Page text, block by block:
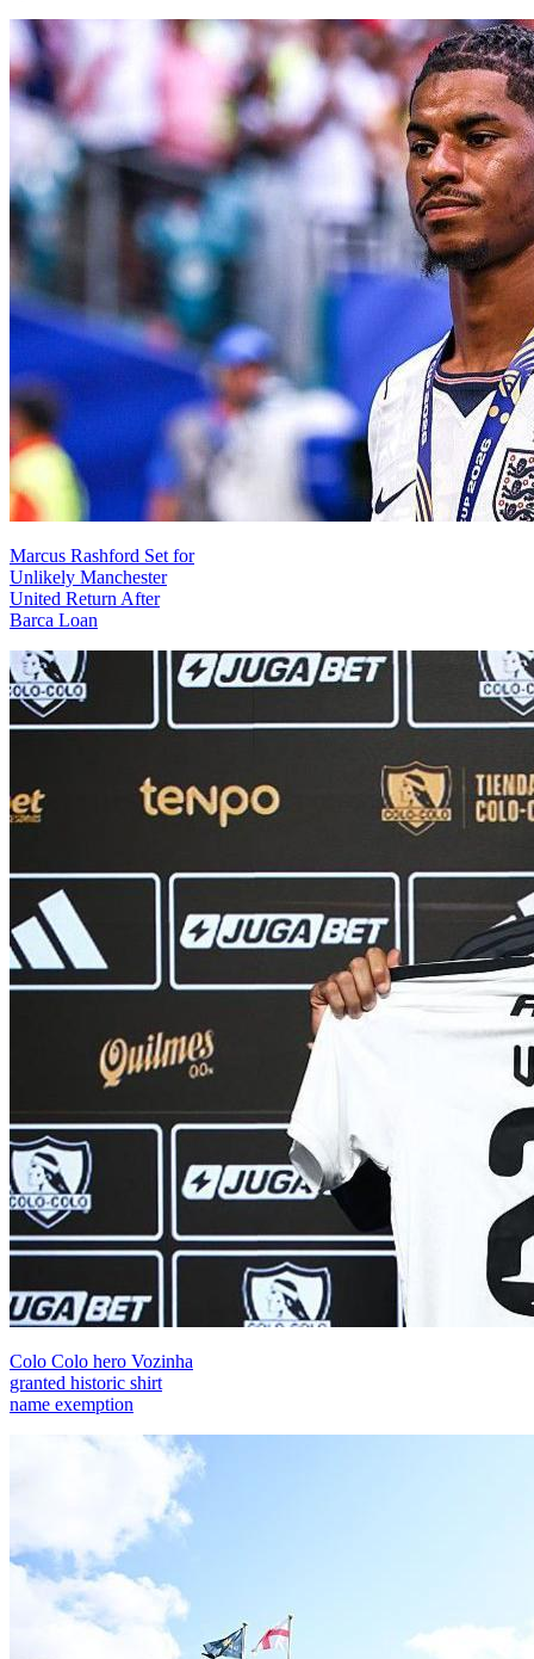
Marcus Rashford Set for
Unlikely Manchester
United Return After
Barca Loan
Colo Colo hero Vozinha
granted historic shirt
name exemption